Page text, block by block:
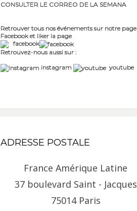
CONSULTER LE CORREO DE LA SEMANA
Retrouver tous nos événements sur notre page
Facebook et liker la page
facebook
Retrouvez-nous aussi sur :
instagram
youtube
ADRESSE POSTALE
France Amérique Latine
37 boulevard Saint - Jacques
75014 Paris